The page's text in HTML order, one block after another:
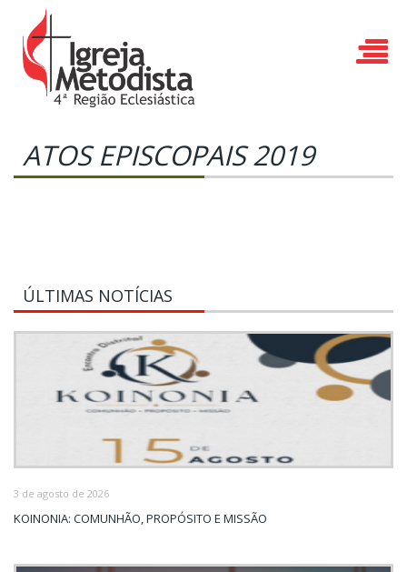
ATOS EPISCOPAIS 2019
ÚLTIMAS NOTÍCIAS
3 de agosto de 2026
KOINONIA: COMUNHÃO, PROPÓSITO E MISSÃO